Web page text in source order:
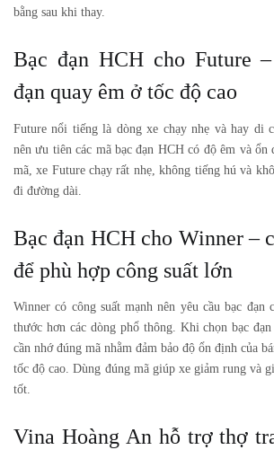
bằng sau khi thay.
Bạc đạn HCH cho Future
đạn quay êm ở tốc độ cao
Future nổi tiếng là dòng xe chạy nhẹ và hay di
nên ưu tiên các mã bạc đạn HCH có độ êm và
mã, xe Future chạy rất nhẹ, không tiếng hú và
đi đường dài.
Bạc đạn HCH cho Winner –
để phù hợp công suất lớn
Winner có công suất mạnh nên yêu cầu bạc đạn
thước hơn các dòng phổ thông. Khi chọn bạc
cần nhớ đúng mã nhằm đảm bảo độ ổn định của
tốc độ cao. Dùng đúng mã giúp xe giảm rung và
tốt.
Vina Hoàng An hỗ trợ thợ